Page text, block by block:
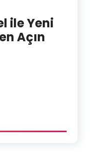
ile Yeni
Açın